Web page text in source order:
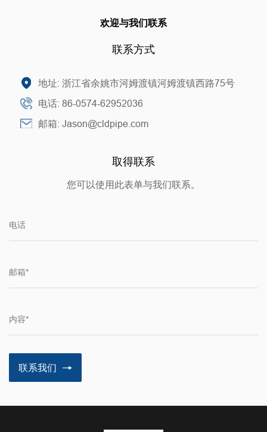
欢迎与我们联系
联系方式
地址: 浙江省余姚市河姆渡镇河姆渡镇西路75号
电话: 86-0574-62952036
邮箱: Jason@cldpipe.com
取得联系
您可以使用此表单与我们联系。
联系我们